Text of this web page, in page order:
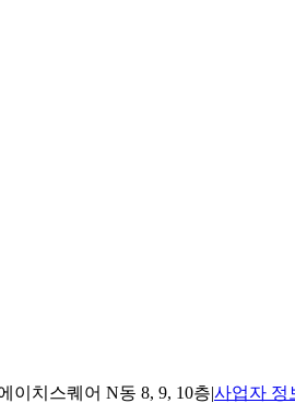
이치스퀘어 N동 8, 9, 10층|사업자 정